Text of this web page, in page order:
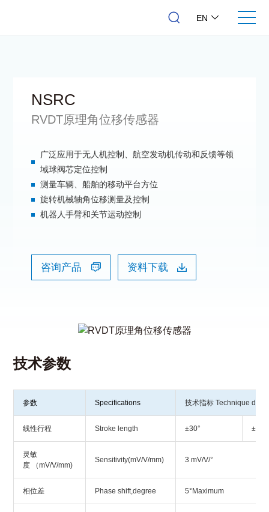
EN
NSRC
RVDT原理角位移传感器
广泛应用于无人机控制、航空发动机传动和反馈等领
域球阀芯定位控制
测量车辆、船舶的移动平台方位
旋转机械轴角位移测量及控制
机器人手臂和关节运动控制
咨询产品 资料下载
技术参数
参数 Specifications 技术指标 Technique data
线性行程 Stroke length ±30° ±45°
灵敏
度 （mV/V/mm)
Sensitivity(mV/V/mm) 3 mV/V/°
相位差 Phase shift,degree 5°Maximum